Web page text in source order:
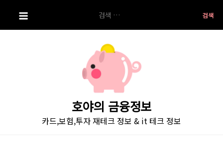
i
색:
호야의 금융정보
카드,보험,투자 재테크 정보 & it 테크 정보